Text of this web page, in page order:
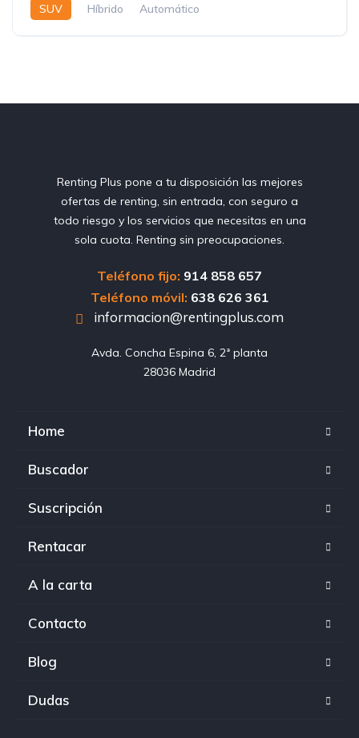
SUV Híbrido Automático
Renting Plus pone a tu disposición las mejores
ofertas de renting, sin entrada, con seguro a
todo riesgo y los servicios que necesitas en una
sola cuota. Renting sin preocupaciones.
Teléfono fijo: 914 858 657
Teléfono móvil: 638 626 361
informacion@rentingplus.com
Avda. Concha Espina 6, 2ª planta
28036 Madrid
Home
Buscador
Suscripción
Rentacar
A la carta
Contacto
Blog
Dudas